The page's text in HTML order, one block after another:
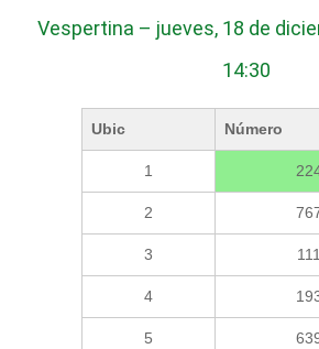
Vespertina – jueves, 18 de
14:30
Ubic Número
1
2
3
4
5